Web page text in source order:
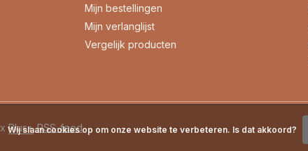
Mijn bestellingen
Mijn verlanglijst
Vergelijk producten
xPlus+ RSS-feed
Wij slaan cookies op om onze website te verbeteren. Is dat akkoord?